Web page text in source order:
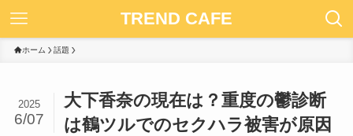
TREND CAFE
ホーム 話題
大下香奈の現在は？重度の鬱診断
は鶴ツルでのセクハラ被害が原因
2025
6/07